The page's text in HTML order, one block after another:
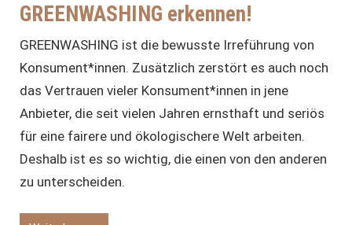
GREENWASHING erkennen!
GREENWASHING ist die bewusste Irreführung von
Konsument*innen. Zusätzlich zerstört es auch noch
das Vertrauen vieler Konsument*innen in jene
Anbieter, die seit vielen Jahren ernsthaft und seriös
für eine fairere und ökologischere Welt arbeiten.
Deshalb ist es so wichtig, die einen von den anderen
zu unterscheiden.